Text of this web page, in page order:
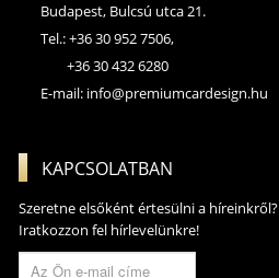
Budapest, Bulcsú utca 21.
Tel.: +36 30 952 7506,
+36 30 432 6280
E-mail: info@premiumcardesign.hu
KAPCSOLATBAN
Szeretne elsőként értesülni a híreinkről?
Iratkozzon fel hírlevelünkre!